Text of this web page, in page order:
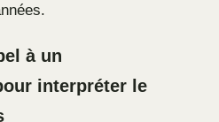
à un
interpréter le